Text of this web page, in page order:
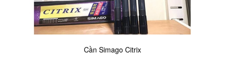
Cần Simago Citrix